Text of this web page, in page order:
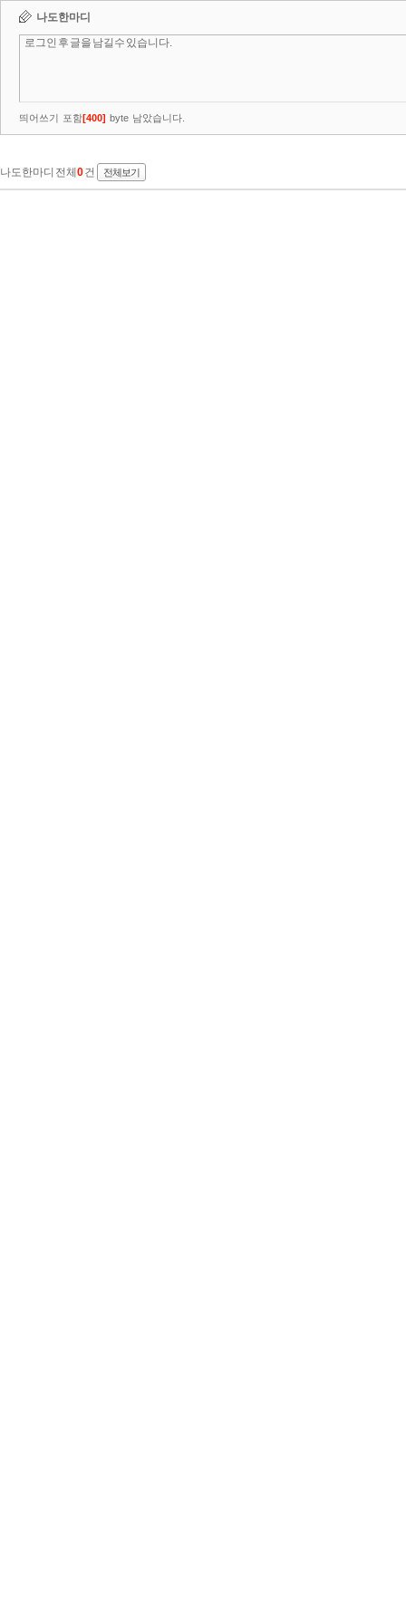
나도한마디
띄어쓰기 포함[400] byte 남았습니다.
나도한마디 전체 0건 전체보기